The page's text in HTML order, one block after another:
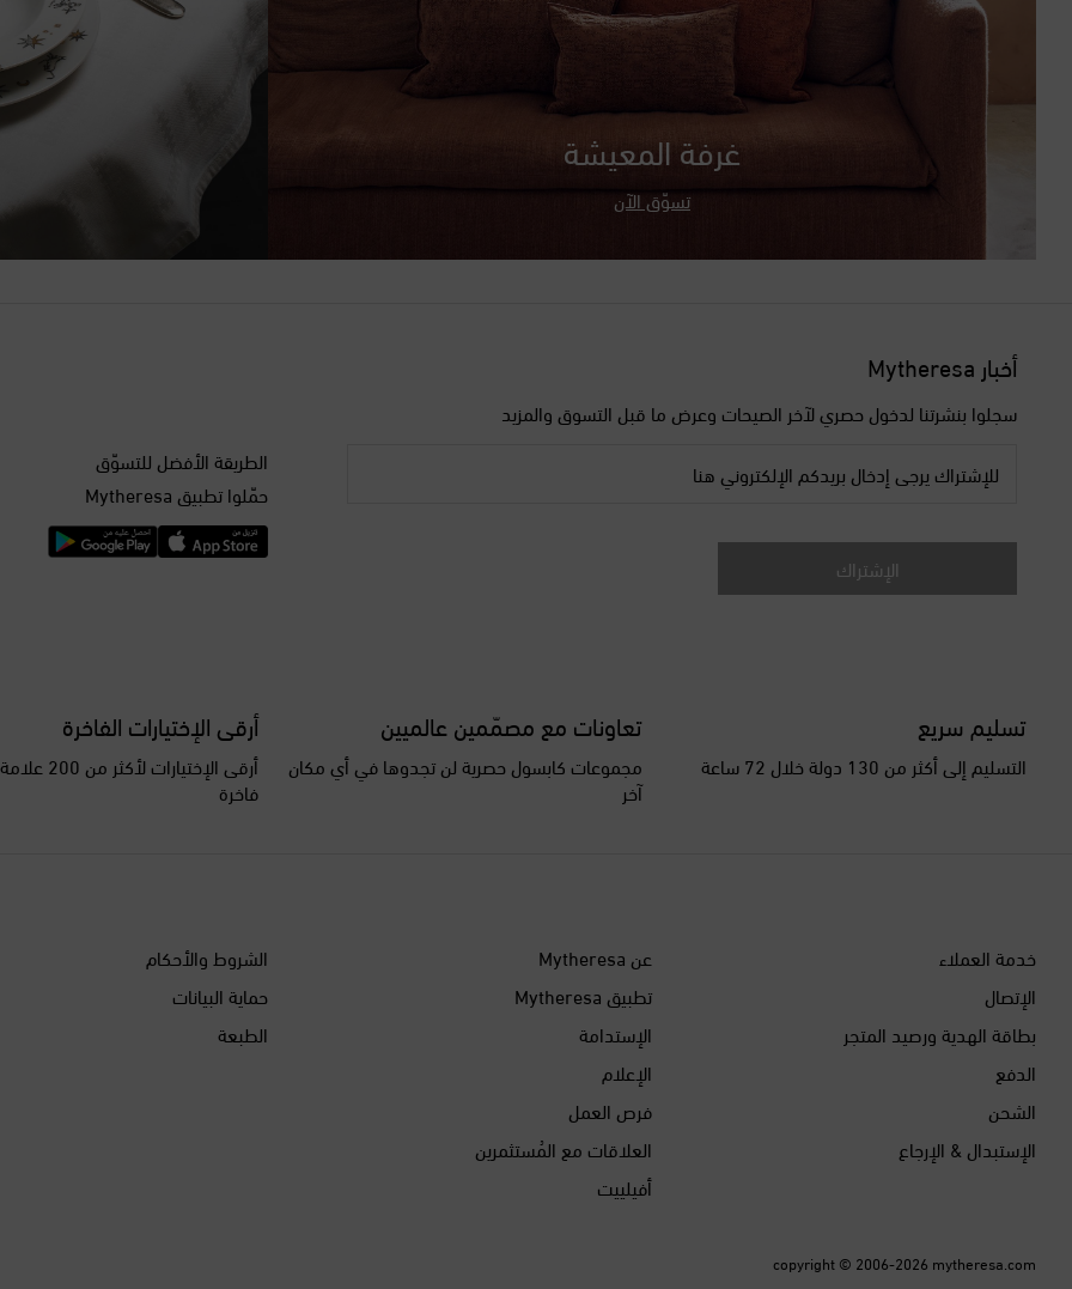
غرفة المعيشة
تسوّق الآن
أخبار Mytheresa
سجلوا بنشرتنا لدخول حصري لآخر الصيحات وعرض ما قبل التسوق والمزيد
للإشتراك يرجى إدخال بريدكم الإلكتروني هنا
الإشتراك
الطريقة الأفضل للتسوّق
حمّلوا تطبيق Mytheresa
تسليم سريع
التسليم إلى أكثر من 130 دولة خلال 72 ساعة
تعاونات مع مصمّمين عالميين
مجموعات كابسول حصرية لن تجدوها في أي مكان
آخر
أرقى الإختيارات الفاخرة
أرقى
فاخرة
خدمة العملاء
الإتصال
بطاقة الهدية ورصيد المتجر
الدفع
الشحن
الإستبدال & الإرجاع
عن Mytheresa
تطبيق Mytheresa
الإستدامة
الإعلام
فرص العمل
العلاقات مع المُستثمرين
أفيلييت
الشروط والأحكام
حماية البيانات
الطبعة
copyright © 2006-2026 mytheresa.com